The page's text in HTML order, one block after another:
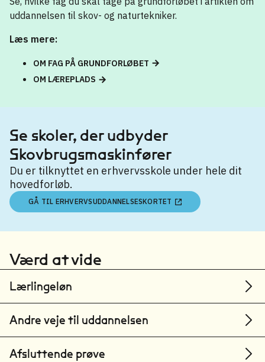
uddannelsen til skov- og naturtekniker.
Læs mere:
OM FAG PÅ GRUNDFORLØBET
OM LÆREPLADS
Se skoler, der udbyder
Skovbrugsmaskinfører
Du er tilknyttet en erhvervsskole under hele dit
hovedforløb.
GÅ TIL ERHVERVSUDDANNELSESKORTET
Værd at vide
Lærlingeløn
Andre veje til uddannelsen
Afsluttende prøve